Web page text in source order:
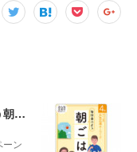
元気応援キャンペーン4月「毎日食べよう朝ごはん」
ーン